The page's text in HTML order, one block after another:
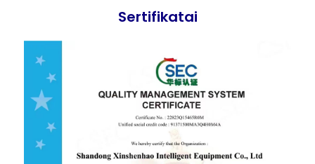
Sertifikatai